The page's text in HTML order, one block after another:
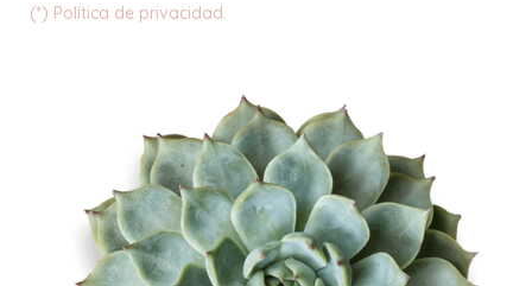
(*) Política de privacidad.